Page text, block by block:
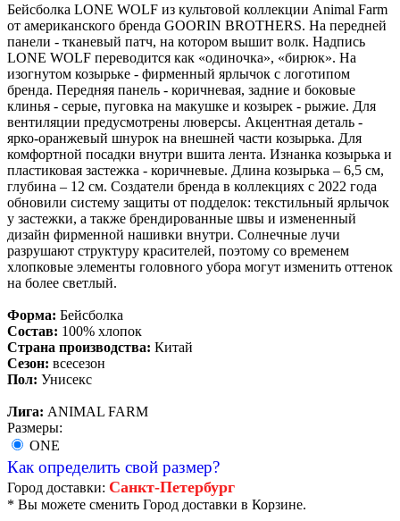
Бейсболка LONE WOLF из культовой коллекции Animal Farm
от американского бренда GOORIN BROTHERS. На передней
панели - тканевый патч, на котором вышит волк. Надпись
LONE WOLF переводится как «одиночка», «бирюк». На
изогнутом козырьке - фирменный ярлычок с логотипом
бренда. Передняя панель - коричневая, задние и боковые
клинья - серые, пуговка на макушке и козырек - рыжие. Для
вентиляции предусмотрены люверсы. Акцентная деталь -
ярко-оранжевый шнурок на внешней части козырька. Для
комфортной посадки внутри вшита лента. Изнанка козырька и
пластиковая застежка - коричневые. Длина козырька – 6,5 см,
глубина – 12 см. Создатели бренда в коллекциях с 2022 года
обновили систему защиты от подделок: текстильный ярлычок
у застежки, а также брендированные швы и измененный
дизайн фирменной нашивки внутри. Солнечные лучи
разрушают структуру красителей, поэтому со временем
хлопковые элементы головного убора могут изменить оттенок
на более светлый.
Форма: Бейсболка
Состав: 100% хлопок
Страна производства: Китай
Сезон: всесезон
Пол: Унисекс
Лига: ANIMAL FARM
Размеры:
ONE
Как определить свой размер?
Город доставки: Санкт-Петербург
* Вы можете сменить Город доставки в Корзине.